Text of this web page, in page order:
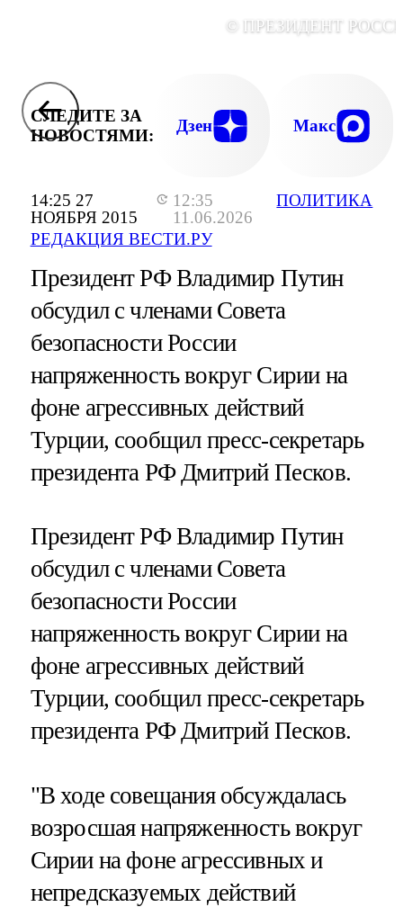
14:25 27
НОЯБРЯ 2015
12:35
11.06.2026
РЕДАКЦИЯ ВЕСТИ.РУ
ПОЛИТИКА
© ПРЕЗИДЕНТ
СЛЕДИТЕ ЗА
НОВОСТЯМИ:
Дзен Макс
Президент РФ Владимир Путин
обсудил с членами Совета
безопасности России
напряженность вокруг Сирии на
фоне агрессивных действий
Турции, сообщил пресс-секретарь
президента РФ Дмитрий Песков.
Президент РФ Владимир Путин
обсудил с членами Совета
безопасности России
напряженность вокруг Сирии на
фоне агрессивных действий
Турции, сообщил пресс-секретарь
президента РФ Дмитрий Песков.
"В ходе совещания обсуждалась
возросшая напряженность вокруг
Сирии на фоне агрессивных и
непредсказуемых действий